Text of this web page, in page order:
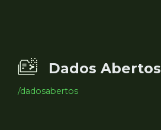
Dados Abertos
/dadosabertos